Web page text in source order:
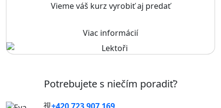
Vieme váš kurz vyrobiť aj predať
Viac informácií
Potrebujete s niečím poradiť?